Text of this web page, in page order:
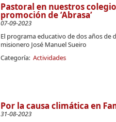
Pastoral en nuestros
promoción de ‘Abrasa’
07-09-2023
El programa educativo de dos años de
misionero José Manuel Sueiro
Categoría: Actividades
Por la causa climática en
31-08-2023